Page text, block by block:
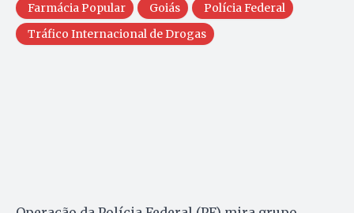
Farmácia Popular Goiás
Polícia Federal
Tráfico Internacional de Drogas